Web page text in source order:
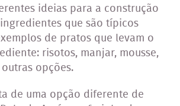
ideias para a construção
que são típicos
de pratos que levam o
risotos, manjar, mousse,
opções.
de uma opção diferente de